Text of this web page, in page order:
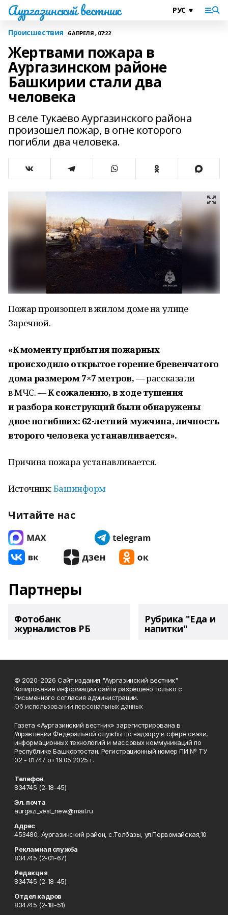
Аургазинский вестник
Происшествия 6 АПРЕЛЯ , 07:22
Жертвами пожара в
Аургазинском районе
Башкирии стали два
человека
В селе Тукаево Аургазинского района
произошел пожар, в огне которого
погибли два человека.
Пожар произошел в жилом доме на улице
Заречной.
«К моменту прибытия пожарных
происходило открытое горение бревенчатого
дома размером 7×7 метров,— рассказали
в МЧС. —К сожалению, в ходе тушения
и разбора конструкций были обнаружены
двое погибших: 62-летний мужчина, личность
второго человека устанавливается».
Причина пожара устанавливается.
Источник:Башинформ
Читайте нас
Партнеры
Фотобанк
журналистов РБ
Рубрика "Еда и
напитки"
© 2020-2026 Сайт издания "Аургазинский вестник"
Копирование информации сайта разрешено только с
письменного согласия администрации.
Об использовании персональных данных
Газета «Аургазинский вестник» зарегистрирована в
Управлении Федеральной службы по надзору в сфере связи,
информационных технологий и массовых коммуникаций по
Республике Башкортостан. Регистрационный номер ПИ № ТУ
02 - 01747 от 19.05.2025 г.
Телефон
834745 (2-18-45)
Эл. почта
aurgazi_vest_new@mail.ru
Адрес
453480, Аургазинский район, с.Толбазы, ул.Первомайская,10
Рекламная служба
834745 (2-01-67)
Редакция
834745 (2-18-45)
Отдел кадров
834745 (2-18-51)